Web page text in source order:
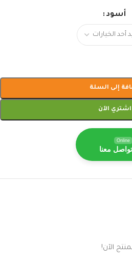
أسود
إلى السلة
اشتري الآن
Online
معنا
الآن!